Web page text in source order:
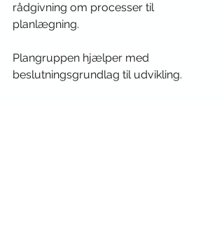
rådgivning om processer til
planlægning.
Plangruppen hjælper med
beslutningsgrundlag til udvikling.